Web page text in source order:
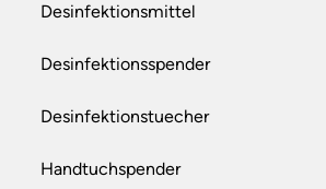
Desinfektionsmittel
Desinfektionsspender
Desinfektionstuecher
Handtuchspender